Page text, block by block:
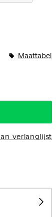
Maattabel
verlanglijst